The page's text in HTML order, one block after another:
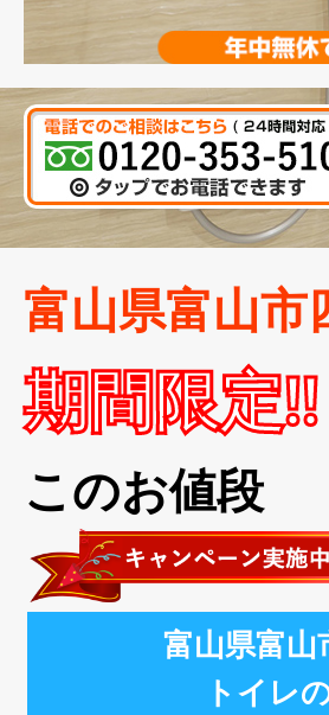
富山県富山市
期間限定!!
このお値段
富山県富山
トイレ